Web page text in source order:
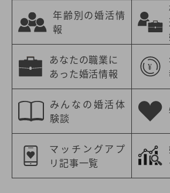
年齢別の婚活情
報
あなたの職業に
あった婚活情報
みんなの婚活体
験談
マッチングアプ
リ記事一覧